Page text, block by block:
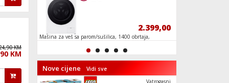
KM
KM
Mašina za veš sa parom/sušilica, 1400 obrtaja,
2.399,00
Nove cijene Vidi sve
Vatrogasni